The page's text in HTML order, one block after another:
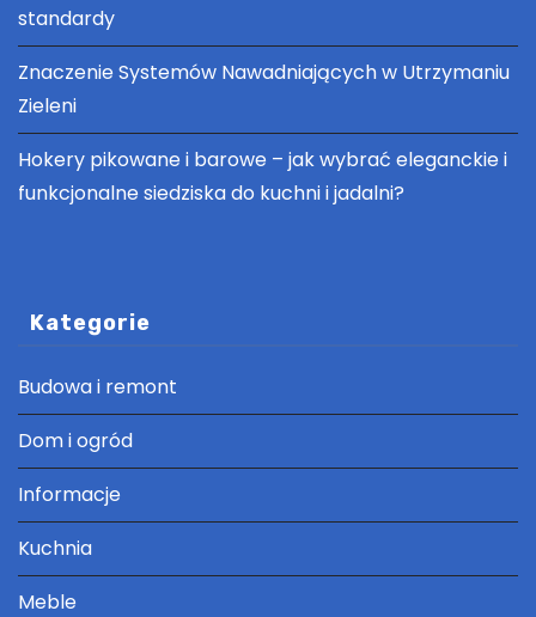
standardy
Znaczenie Systemów Nawadniających w Utrzymaniu
Zieleni
Hokery pikowane i barowe – jak wybrać eleganckie i
funkcjonalne siedziska do kuchni i jadalni?
Kategorie
Budowa i remont
Dom i ogród
Informacje
Kuchnia
Meble